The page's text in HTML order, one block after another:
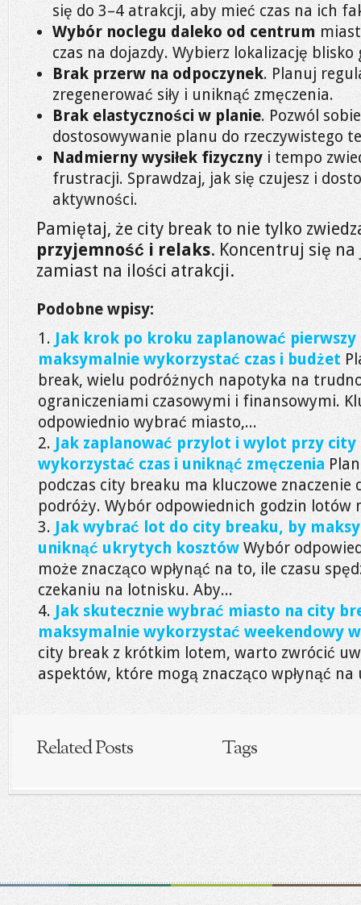
się do 3–4 atrakcji, aby mieć czas na ich
Wybór noclegu daleko od centrum
czas na dojazdy. Wybierz lokalizację blisko
Brak przerw na odpoczynek. Planuj
zregenerować siły i uniknąć zmęczenia.
Brak elastyczności w planie. Pozwól
dostosowywanie planu do rzeczywistego
Nadmierny wysiłek fizyczny i tempo
frustracji. Sprawdzaj, jak się czujesz i
aktywności.
Pamiętaj, że city break to nie tylko
przyjemność i relaks. Koncentruj się na
zamiast na ilości atrakcji.
Podobne wpisy:
Jak krok po kroku zaplanować
maksymalnie wykorzystać czas i budżet
break, wielu podróżnych napotyka na
ograniczeniami czasowymi i finansowymi.
odpowiednio wybrać miasto,...
Jak zaplanować przylot i wylot przy
wykorzystać czas i uniknąć zmęczenia
podczas city breaku ma kluczowe
podróży. Wybór odpowiednich godzin lotów
Jak wybrać lot do city breaku, by
uniknąć ukrytych kosztów Wybór
może znacząco wpłynąć na to, ile czasu
czekaniu na lotnisku. Aby...
Jak skutecznie wybrać miasto na city
maksymalnie wykorzystać weekendowy
city break z krótkim lotem, warto zwrócić
aspektów, które mogą znacząco wpłynąć na
Related Posts Tags